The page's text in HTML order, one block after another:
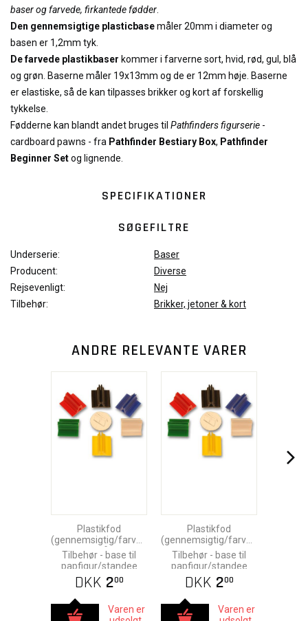
baser og farvede, firkantede fødder
Den gennemsigtige plasticbasemåler 20mm i diameter og
basen er 1,2mm tyk.
De farvede plastikbaser kommer i farverne sort, hvid, rød, gul, blå
og grøn. Baserne måler 19x13mm og de er 12mm høje. Baserne
er elastiske, så de kan tilpasses brikker og kort af forskellig
tykkelse.
Fødderne kan blandt andet bruges til Pathfinders figurserie -
cardboard pawns - fra Pathfinder Bestiary Box, Pathfinder
Beginner Setog lignende.
SPECIFIKATIONER
SØGEFILTRE
Underserie:
Baser
Producent:
Diverse
Rejsevenligt:
Nej
Tilbehør:
Brikker, jetoner & kort
ANDRE RELEVANTE VARER
Plastikfod
(gennemsigtig/farvet)
- blå
Tilbehør - base til
papfigur/standee
DKK 200
Varen er
Plastikfod
(gennemsigtig/farvet)
- grøn
Tilbehør - base til
papfigur/standee
DKK 200
Varen er